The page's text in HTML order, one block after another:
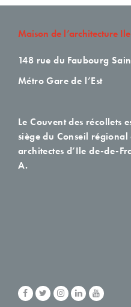
Maison de l’architecture
148 rue du Faubourg
Métro Gare de l’Est
Le Couvent des récollets
siège du Conseil régional
architectes d’Ile de-de-
A.